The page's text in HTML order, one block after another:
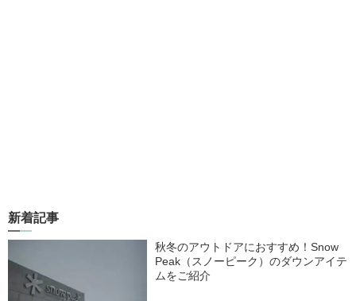
新着記事
秋冬のアウトドアにおすすめ！Snow
Peak（スノーピーク）のダウンアイテ
ムをご紹介